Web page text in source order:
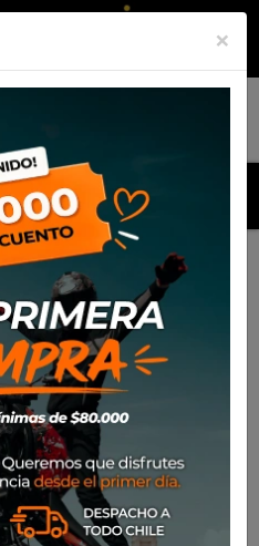
Moto HP Mineral 4T
×